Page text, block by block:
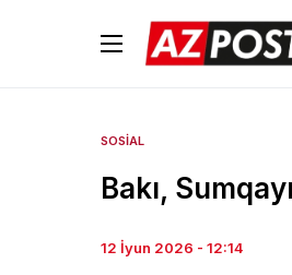
SOSIAL
Bakı,
12 İyun 2026 - 12:14